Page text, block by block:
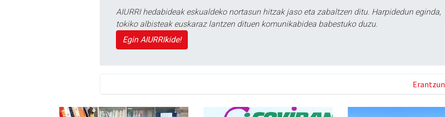
AIURRI hedabideak eskualdeko nortasun hitzak jaso eta zabaltzen ditu. Harpidedun eginda,
tokiko albisteak euskaraz lantzen dituen komunikabidea babestuko duzu.
Egin AIURRIkide!
Erantzun